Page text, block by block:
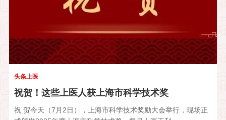
头条上医
祝贺！这些上医人获上海市科学技术奖
祝 贺今天（7月2日），上海市科学技术奖励大会举行，现场正